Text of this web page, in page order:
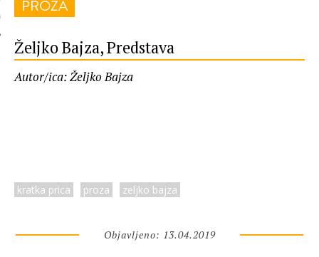
PROZA
Željko Bajza, Predstava
Autor/ica: Željko Bajza
kratka prica proza zeljko bajza
Objavljeno: 13.04.2019